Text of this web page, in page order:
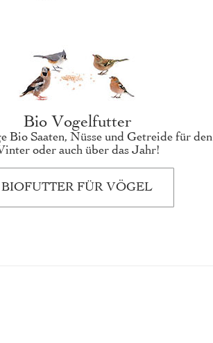
Bio Vogelfutter
Bio Saaten, Nüsse und Getreide für den
oder auch über das Jahr!
BIOFUTTER FÜR VÖGEL